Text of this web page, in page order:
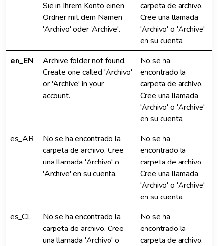
Sie in Ihrem Konto einen
Ordner mit dem Namen
'Archivo' oder 'Archive'.
carpeta de archivo.
Cree una llamada
'Archivo' o 'Archive'
en su cuenta.
en_EN
Archive folder not found.
Create one called 'Archivo'
or 'Archive' in your
account.
No se ha
encontrado la
carpeta de archivo.
Cree una llamada
'Archivo' o 'Archive'
en su cuenta.
es_AR
No se ha encontrado la
carpeta de archivo. Cree
una llamada 'Archivo' o
'Archive' en su cuenta.
No se ha
encontrado la
carpeta de archivo.
Cree una llamada
'Archivo' o 'Archive'
en su cuenta.
es_CL
No se ha encontrado la
carpeta de archivo. Cree
una llamada 'Archivo' o
No se ha
encontrado la
carpeta de archivo.